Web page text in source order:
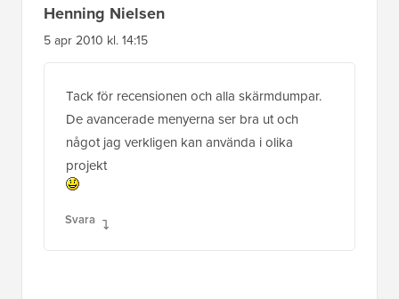
Henning Nielsen
5 apr 2010 kl. 14:15
Tack för recensionen och alla skärmdumpar.
De avancerade menyerna ser bra ut och
något jag verkligen kan använda i olika
projekt
Svara